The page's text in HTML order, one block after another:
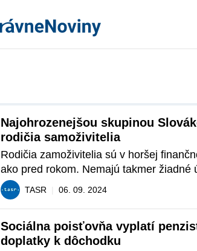
Najohrozenejšou skupinou
rodičia samoživitelia
Rodičia zamoživitelia sú v horšej
ako pred rokom. Nemajú takmer žiadné
kopia sa im dlhy.
TASR 06. 09. 2024
Sociálna poisťovňa vyplatí
doplatky k dôchodku